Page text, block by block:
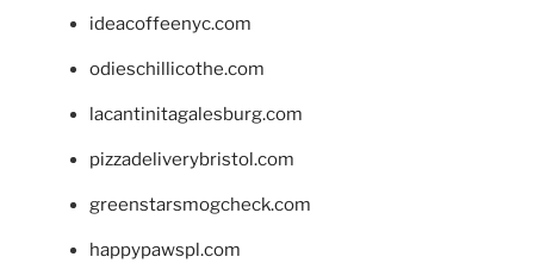
ideacoffeenyc.com
odieschillicothe.com
lacantinitagalesburg.com
pizzadeliverybristol.com
greenstarsmogcheck.com
happypawspl.com